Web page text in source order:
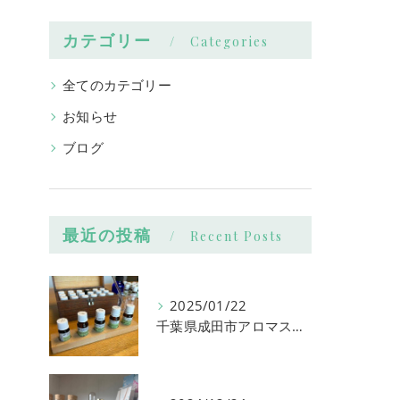
カテゴリー Categories
全てのカテゴリー
お知らせ
ブログ
最近の投稿 Recent Posts
2025/01/22
千葉県成田市アロマスクール ２０２５年